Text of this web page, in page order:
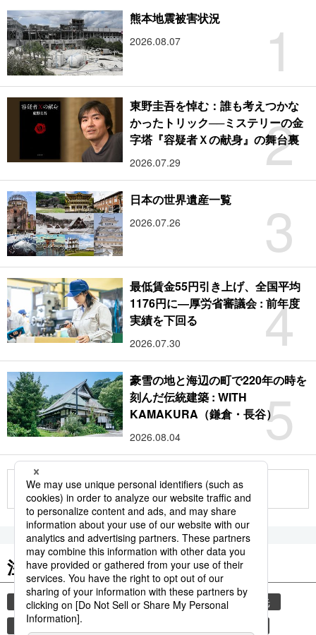
1
熊本地震被害状況
2026.08.07
2
東野圭吾を悼む：誰も考えつかな
かったトリック──ミステリーの金
字塔『容疑者Ｘの献身』の舞台裏
2026.07.29
3
日本の世界遺産一覧
2026.07.26
4
最低賃金55円引き上げ、全国平均
1176円に―厚労省審議会 : 前年度
実績を下回る
2026.07.30
5
豪雪の地と海辺の町で220年の時を
刻んだ伝統建築 : WITH
KAMAKURA（鎌倉・長谷）
2026.08.04
もっと見る
注目のキーワード
共同通信ニュース 気象・災害 災害
観光
気象庁
熊本